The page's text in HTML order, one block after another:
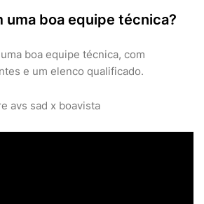
uma boa equipe técnica?
boa equipe técnica, com
e um elenco qualificado.
avs sad x boavista